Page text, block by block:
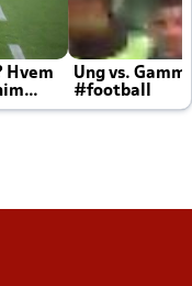
Hvem
Ung vs.
#football